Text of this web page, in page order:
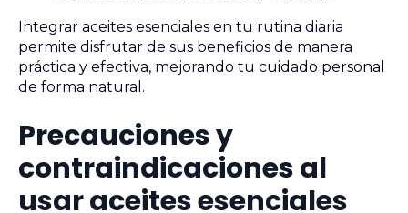
Integrar aceites esenciales en tu rutina diaria
permite disfrutar de sus beneficios de manera
práctica y efectiva, mejorando tu cuidado personal
de forma natural.
Precauciones y
contraindicaciones al
usar aceites esenciales